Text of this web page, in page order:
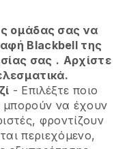
ομάδας σας να
Blackbell της
σας . Αρχίστε
- Επιλέξτε ποιο
μπορούν να έχουν
φροντίζουν
περιεχόμενο,